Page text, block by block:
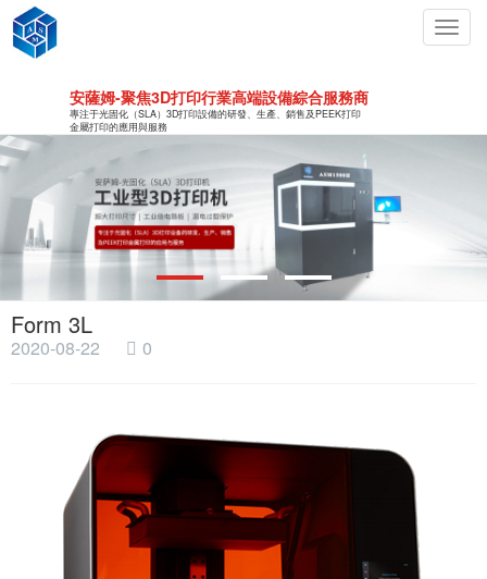
安薩姆-聚焦3D打印行業高端設備綜合服務商
專注于光固化（SLA）3D打印設備的研發、生產、銷售及PEEK打印
金屬打印的應用與服務
Form 3L
2020-08-22 0